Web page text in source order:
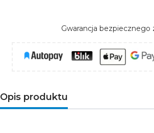
Gwarancja bezpiecznego
Opis produktu